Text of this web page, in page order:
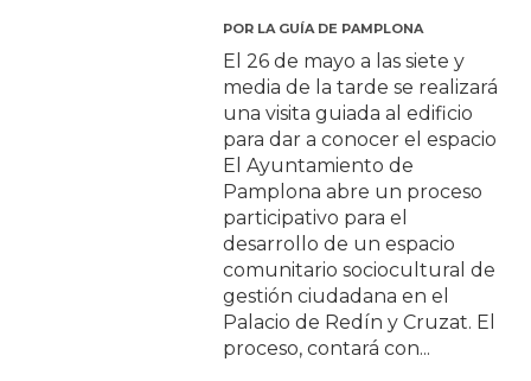
POR LA GUÍA DE PAMPLONA
El 26 de mayo a las siete y
media de la tarde se realizará
una visita guiada al edificio
para dar a conocer el espacio
El Ayuntamiento de
Pamplona abre un proceso
participativo para el
desarrollo de un espacio
comunitario sociocultural de
gestión ciudadana en el
Palacio de Redín y Cruzat. El
proceso, contará con...